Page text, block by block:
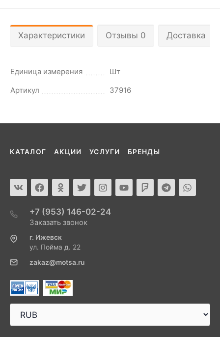
Характеристики Отзывы 0 Доставка
Единица измерения
Шт
Артикул
37916
КАТАЛОГ АКЦИИ УСЛУГИ БРЕНДЫ
+7 (953) 146-02-24
Заказать звонок
г. Ижевск
ул. Пойма д. 22
zakaz@motsa.ru